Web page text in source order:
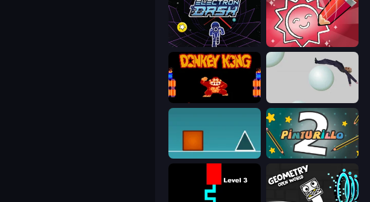
Electron Dash Draw Quiz
Donkey Kong Returns Bush Ragdoll
Pinturillo 2